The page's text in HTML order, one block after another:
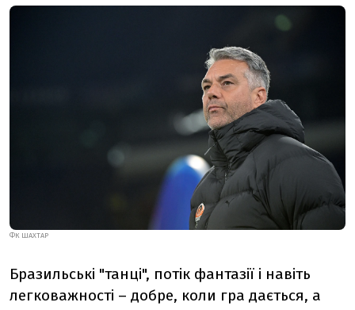
ФК ШАХТАР
Бразильські "танці", потік фантазії і навіть
легковажності – добре, коли гра дається, а